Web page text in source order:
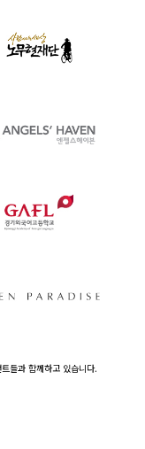
들과 함께하고 있습니다.